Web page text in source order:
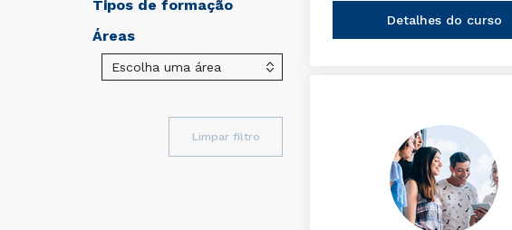
Tipos de formação
Áreas
Limpar filtro
Detalhes do curso